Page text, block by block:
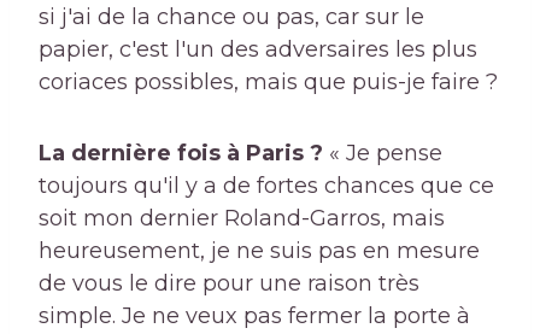
si j'ai de la chance ou pas, car sur le
papier, c'est l'un des adversaires les plus
coriaces possibles, mais que puis-je faire ?
La dernière fois à Paris ? « Je pense
toujours qu'il y a de fortes chances que ce
soit mon dernier Roland-Garros, mais
heureusement, je ne suis pas en mesure
de vous le dire pour une raison très
simple. Je ne veux pas fermer la porte à